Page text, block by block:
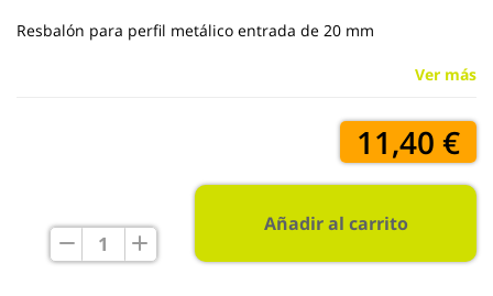
Resbalón para perfil metálico entrada de 20 mm
Ver más
11,40 €
Añadir al carrito